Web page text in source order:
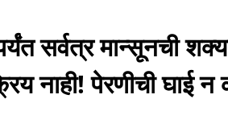
सर्वत्र मान्सूनची
नाही! पेरणीची घाई